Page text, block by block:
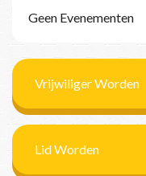
Geen Evenementen
Vrijwiliger Worden
Lid Worden